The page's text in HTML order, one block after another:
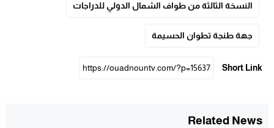
النسخة الثالثة من طواف الشمال الدولي للدراجات
جهة طنجة تطوان الحسيمة
Short Link
Related News